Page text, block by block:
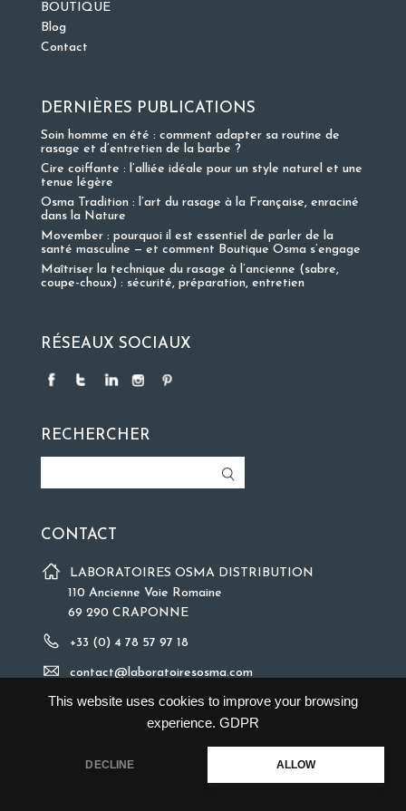
This website uses cookies to improve your browsing
experience. GDPR
DECLINE ALLOW
BOUTIQUE
Blog
Contact
DERNIÈRES PUBLICATIONS
Soin homme en été : comment adapter sa routine de
rasage et d’entretien de la barbe ?
Cire coiffante : l’alliée idéale pour un style naturel et une
tenue légère
Osma Tradition : l’art du rasage à la Française, enraciné
dans la Nature
Movember : pourquoi il est essentiel de parler de la
santé masculine — et comment Boutique Osma s’engage
Maîtriser la technique du rasage à l’ancienne (sabre,
coupe-choux) : sécurité, préparation, entretien
RÉSEAUX SOCIAUX
RECHERCHER
CONTACT
LABORATOIRES OSMA DISTRIBUTION
110 Ancienne Voie Romaine
69 290 CRAPONNE
+33 (0) 4 78 57 97 18
contact@laboratoiresosma.com
©2018 Copyright